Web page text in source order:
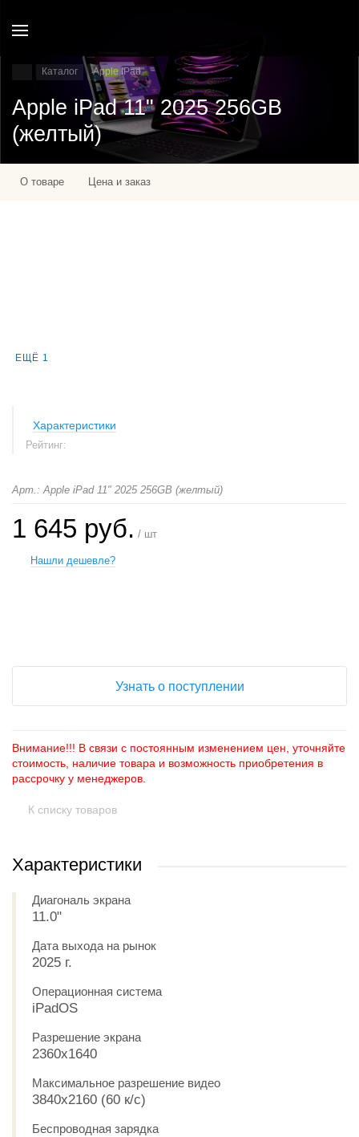
Каталог Apple IPad
Apple iPad 11" 2025 256GB
(желтый)
О товаре Цена и заказ
ЕЩЁ 1
Характеристики
Рейтинг:
Арт.: Apple iPad 11" 2025 256GB (желтый)
1 645 руб. / шт
Нашли дешевле?
Узнать о поступлении
Внимание!!! В связи с постоянным изменением цен, уточняйте
стоимость, наличие товара и возможность приобретения в
рассрочку у менеджеров.
К списку товаров
Характеристики
Диагональ экрана
11.0"
Дата выхода на рынок
2025 г.
Операционная система
iPadOS
Разрешение экрана
2360x1640
Максимальное разрешение видео
3840x2160 (60 к/с)
Беспроводная зарядка